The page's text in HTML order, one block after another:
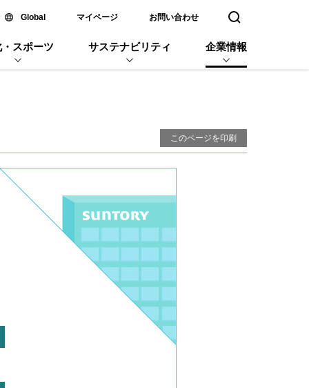
Global新しいウィンドウで開く
マイページ お問い合わせ 検索窓を開く
スポーツ サステナビリティ 企業情報
このページを印刷